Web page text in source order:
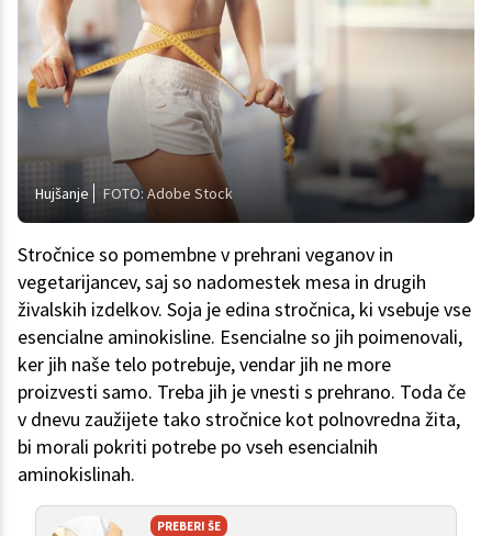
Hujšanje FOTO: Adobe Stock
Stročnice so pomembne v prehrani veganov in
vegetarijancev, saj so nadomestek mesa in drugih
živalskih izdelkov. Soja je edina stročnica, ki vsebuje vse
esencialne aminokisline. Esencialne so jih poimenovali,
ker jih naše telo potrebuje, vendar jih ne more
proizvesti samo. Treba jih je vnesti s prehrano. Toda če
v dnevu zaužijete tako stročnice kot polnovredna žita,
bi morali pokriti potrebe po vseh esencialnih
aminokislinah.
PREBERI ŠE